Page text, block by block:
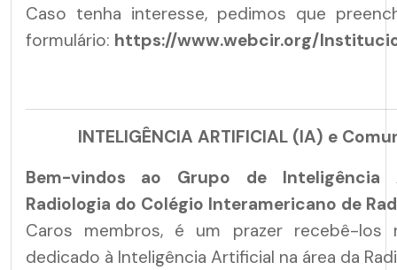
Caso tenha interesse, pedimos que
formulário: https://www.webcir.org/
INTELIGÊNCIA ARTIFICIAL (IA) e
Bem-vindos ao Grupo de Inteligência
Radiologia do Colégio Interamericano de
Caros membros, é um prazer recebê-los
dedicado à Inteligência Artificial na área da